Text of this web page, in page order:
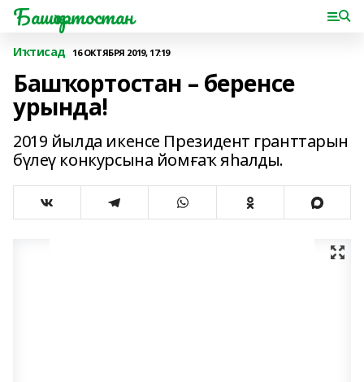
Башҡортостан
Иҡтисад 16 ОКТЯБРЯ 2019, 17:19
Башҡортостан – беренсе
урында!
2019 йылда икенсе Президент гранттарын
бүлеү конкурсына йомғаҡ яһалды.